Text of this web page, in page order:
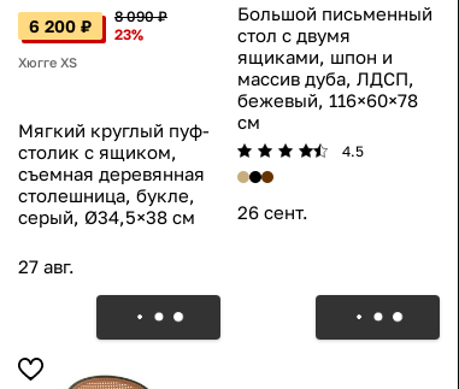
6 200 ₽
8 090 ₽
23%
Хюгге XS
Мягкий круглый пуф-
столик с ящиком,
съемная деревянная
столешница, букле,
серый, Ø34,5×38 см
27 авг.
Большой письменный
стол с двумя
ящиками, шпон и
массив дуба, ЛДСП,
бежевый, 116×60×78
см
4.5
26 сент.